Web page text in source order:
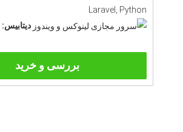
Laravel, Python
دیتابیس:
بررسی و خرید